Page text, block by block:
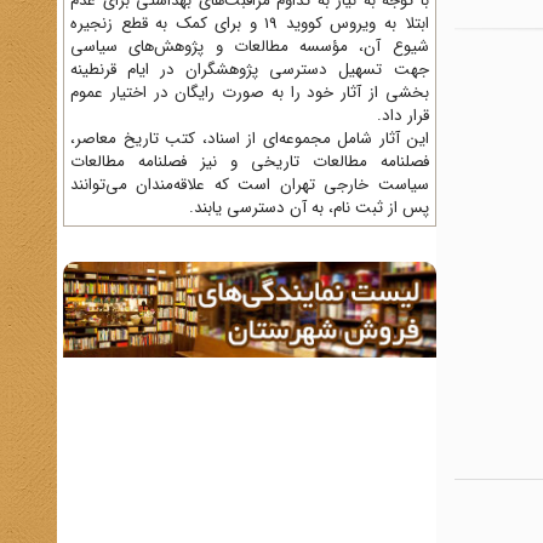
ابتلا به ویروس کووید 19 و برای کمک به قطع زنجیره
شیوع آن، مؤسسه مطالعات و پژوهش‌های سیاسی
جهت تسهیل دسترسی پژوهشگران در ایام قرنطینه
بخشی از آثار خود را به صورت رایگان در اختیار عموم
قرار داد.
این آثار شامل مجموعه‌ای از اسناد، کتب تاریخ معاصر،
فصلنامه‌ مطالعات تاریخی و نیز فصلنامه مطالعات
سیاست خارجی تهران است که علاقه‌مندان می‌توانند
پس از ثبت نام، به آن دسترسی یابند.